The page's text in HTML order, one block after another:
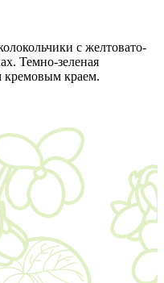
с желтовато-
Темно-зеленая
кремовым краем.